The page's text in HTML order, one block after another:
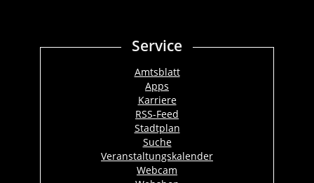
Service
Amtsblatt
Apps
Karriere
RSS-Feed
Stadtplan
Suche
Veranstaltungskalender
Webcam